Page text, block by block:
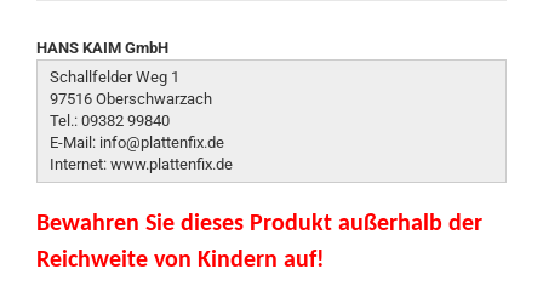
HANS KAIM GmbH
Schallfelder Weg 1
97516 Oberschwarzach
Tel.: 09382 99840
E-Mail: info@plattenfix.de
Internet: www.plattenfix.de
Bewahren Sie dieses Produkt außerhalb der
Reichweite von Kindern auf!